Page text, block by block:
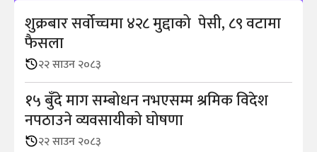
शुक्रबार सर्वोच्चमा ४२८ मुद्दाको पेसी, ८९ वटामा
फैसला
२२ साउन २०८३
१५ बुँदे माग सम्बोधन नभएसम्म श्रमिक विदेश
नपठाउने व्यवसायीको घोषणा
२२ साउन २०८३